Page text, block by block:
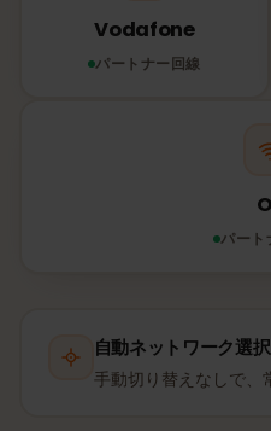
Vodafone
パートナー回線
パート
自動ネットワーク選択
手動切り替えなしで、